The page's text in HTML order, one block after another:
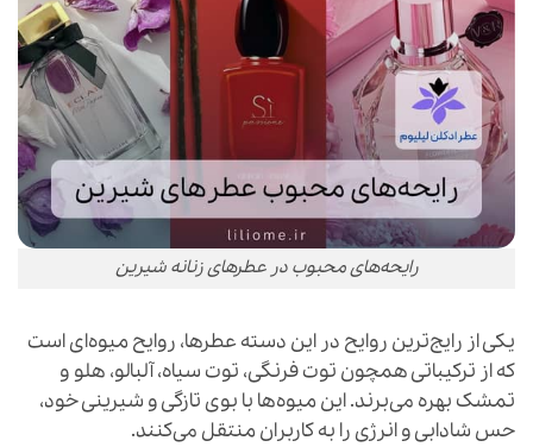
رایحه‌های محبوب در عطرهای زنانه شیرین
یکی از رایج‌ترین روایح در این دسته عطرها، روایح میوه‌ای است
که از ترکیباتی همچون توت فرنگی، توت سیاه، آلبالو، هلو و
تمشک بهره می‌برند. این میوه‌ها با بوی تازگی و شیرینی خود،
حس شادابی و انرژی را به کاربران منتقل می‌کنند.